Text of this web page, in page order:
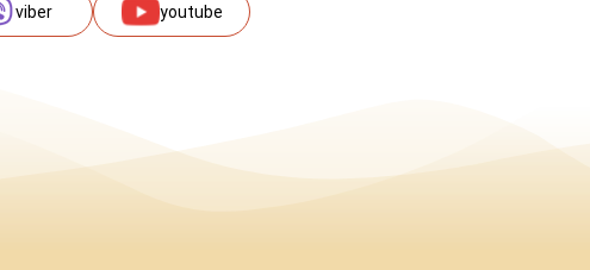
viber youtube